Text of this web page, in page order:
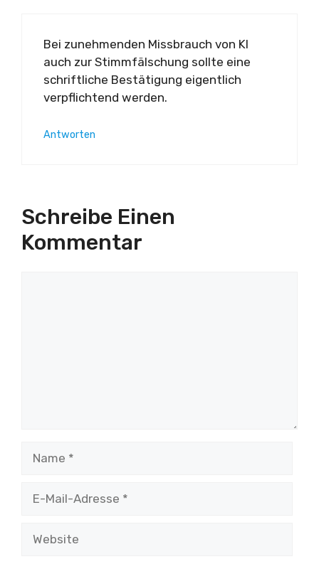
Bei zunehmenden Missbrauch von KI
auch zur Stimmfälschung sollte eine
schriftliche Bestätigung eigentlich
verpflichtend werden.
Antworten
Schreibe Einen
Kommentar